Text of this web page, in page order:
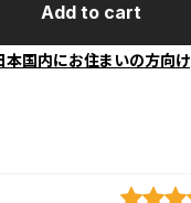
Add to cart
本国内にお住まいの方向け